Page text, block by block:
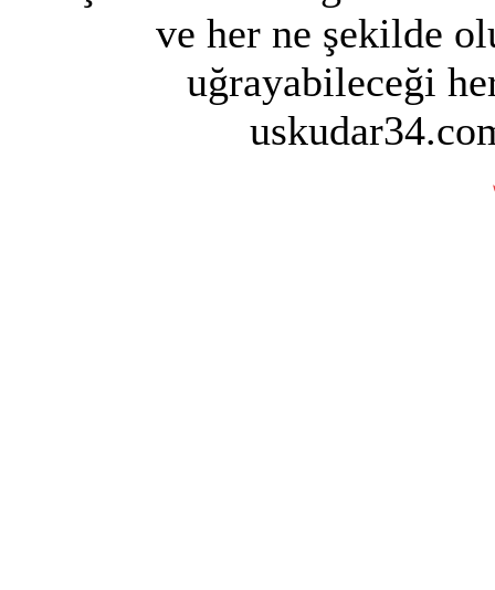
ve her ne şekilde
uğrayabileceği